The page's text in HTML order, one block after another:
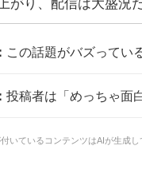
がり、配信は大盛況
： この話題がバズっている理由は、人気シナリオライターのNakamu氏が手掛けた『トラシャオシアター』
： 投稿者は「めっちゃ面白かった！！」「最高だった……！」「感動すぎる
いているコンテンツはAIが生成